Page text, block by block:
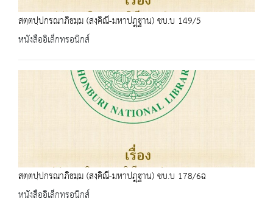
สตฺตปฺปกรณาภิธมฺม (สงฺคิณี-มหาปฎฺฐาน) ชบ.บ 149/5
หนังสืออิเล็กทรอนิกส์
สตฺตปฺปกรณาภิธมฺม (สงฺคิณี-มหาปฎฺฐาน) ชบ.บ 178/6ฉ
หนังสืออิเล็กทรอนิกส์